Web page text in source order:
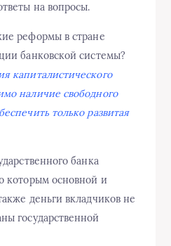
на вопросы.
реформы в стране
банковской системы?
капиталистического
наличие свободного
только развитая
банка
которым основной и
деньги вкладчиков не
государственной